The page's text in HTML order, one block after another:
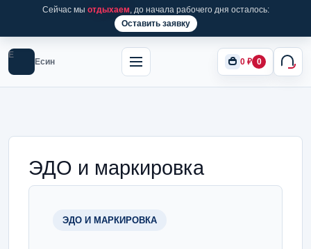
Сейчас мы отдыхаем, до начала рабочего дня осталось:
Оставить заявку
Е
Есин 0 ₽ 0
ЭДО и маркировка
ЭДО И МАРКИРОВКА